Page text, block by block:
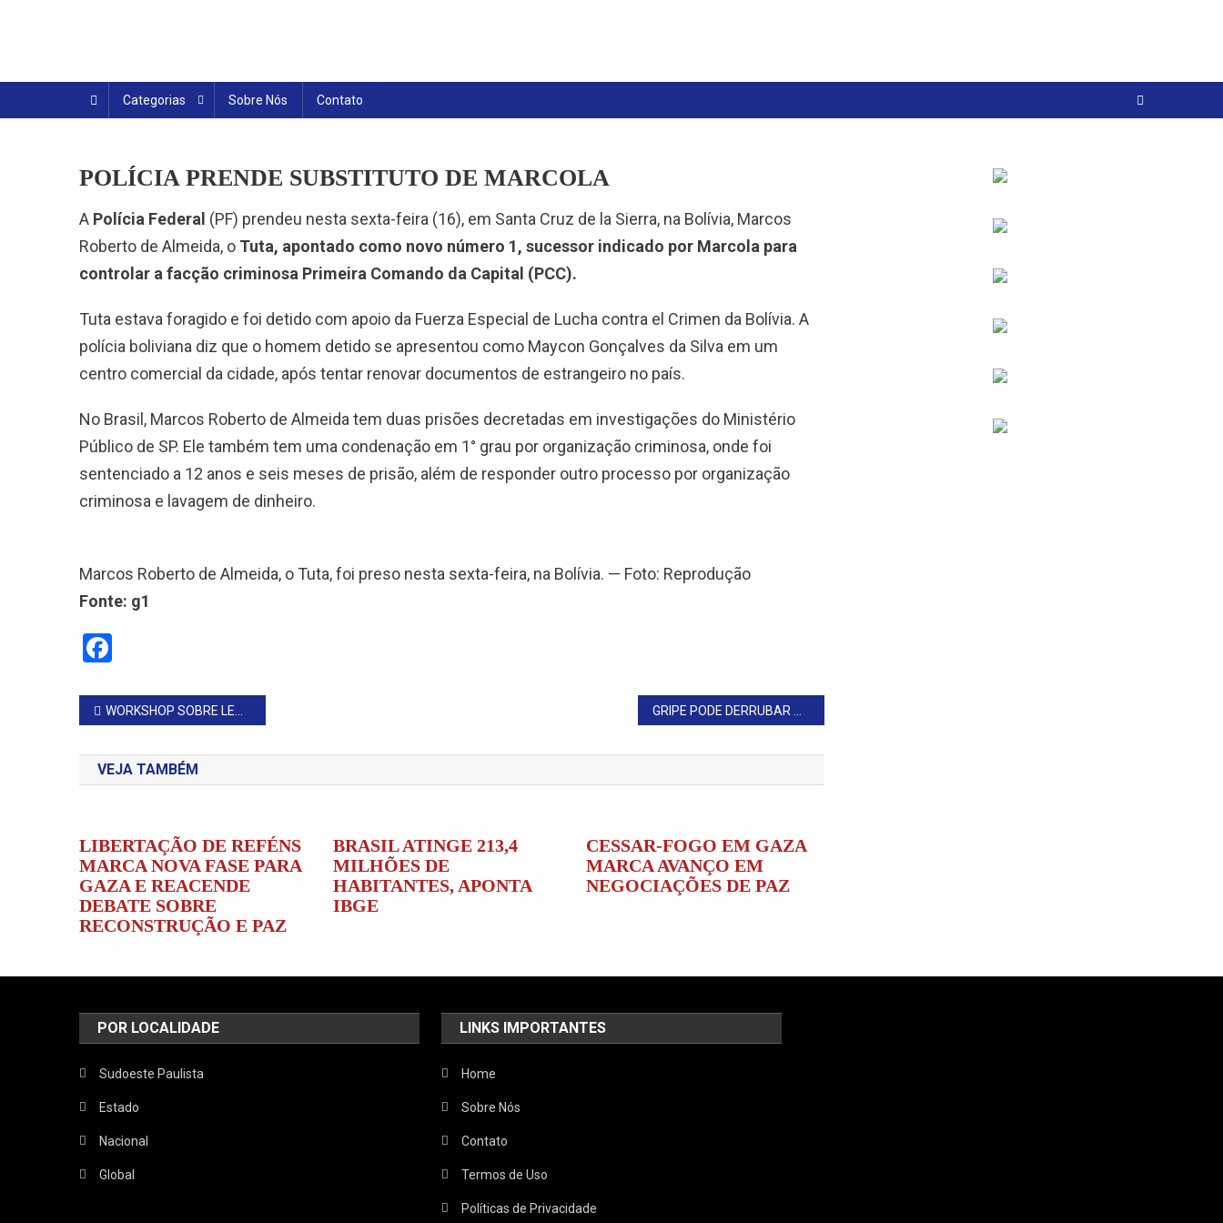
Categorias Sobre Nós Contato
POLÍCIA PRENDE SUBSTITUTO DE MARCOLA
A Polícia Federal (PF) prendeu nesta sexta-feira (16), em Santa Cruz de la Sierra, na Bolívia, Marcos
Roberto de Almeida, o Tuta, apontado como novo número 1, sucessor indicado por Marcola para
controlar a facção criminosa Primeira Comando da Capital (PCC).
Tuta estava foragido e foi detido com apoio da Fuerza Especial de Lucha contra el Crimen da Bolívia. A
polícia boliviana diz que o homem detido se apresentou como Maycon Gonçalves da Silva em um
centro comercial da cidade, após tentar renovar documentos de estrangeiro no país.
No Brasil, Marcos Roberto de Almeida tem duas prisões decretadas em investigações do Ministério
Público de SP. Ele também tem uma condenação em 1° grau por organização criminosa, onde foi
sentenciado a 12 anos e seis meses de prisão, além de responder outro processo por organização
criminosa e lavagem de dinheiro.
Marcos Roberto de Almeida, o Tuta, foi preso nesta sexta-feira, na Bolívia. — Foto: Reprodução
Fonte: g1
Navegação
de
Post
WORKSHOP SOBRE LEGISLAÇÃO TRABALHISTA
VEJA TAMBÉM
LIBERTAÇÃO DE REFÉNS
MARCA NOVA FASE PARA
GAZA E REACENDE
DEBATE SOBRE
RECONSTRUÇÃO E PAZ
BRASIL ATINGE 213,4
MILHÕES DE
HABITANTES, APONTA
IBGE
CESSAR-FOGO EM GAZA
MARCA AVANÇO EM
NEGOCIAÇÕES DE PAZ
POR LOCALIDADE
Sudoeste Paulista
Estado
Nacional
Global
LINKS IMPORTANTES
Home
Sobre Nós
Contato
Termos de Uso
Políticas de Privacidade